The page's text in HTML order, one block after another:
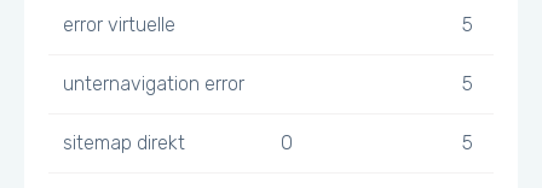
error virtuelle 5
unternavigation error 5
sitemap direkt 0 5